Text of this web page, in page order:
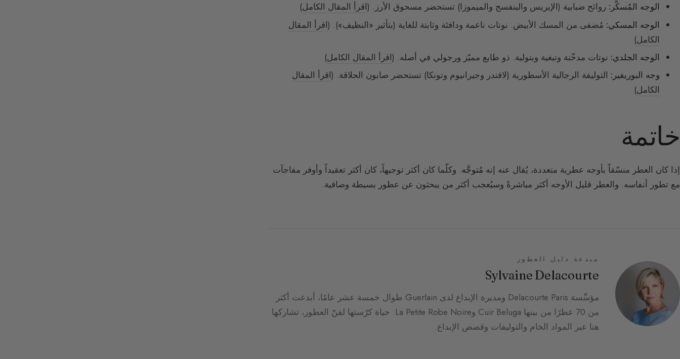
الوجه المُسكَّر: روائح ضبابية (الإيريس والبنفسج والميموزا) تستحضر مسحوق الأرز. (اقرأ المقال الكامل)
الوجه المسكي: مُضفى من المسك الأبيض. نوتات ناعمة ودافئة وثابتة للغاية (بتأثير «النظيف»). (اقرأ المقال
الكامل)
الوجه الجلدي: نوتات مدخّنة وتبغية وبتولية. ذو طابع مميّز ورجولي في أصله. (اقرأ المقال الكامل)
وجه البوريفير: التوليفة الرجالية الأسطورية (لافندر وجيرانيوم وتونكا) تستحضر صابون الحلاقة. (اقرأ المقال
الكامل)
خاتمة
إذا كان العطر منسّقاً بأوجه عطرية متعددة، يُقال عنه إنه مُتوجَّه. وكلّما كان أكثر توجيهاً، كان أكثر تعقيداً وأوفر مفاجآت
مع تطور أنفاسه. والعطر قليل الأوجه أكثر مباشرةً وسيُعجب أكثر من يبحثون عن عطور بسيطة وصافية.
مبدعة دليل العطور
Sylvaine Delacourte
مؤسِّسة Delacourte Paris ومديرة الإبداع لدى Guerlain طوال خمسة عشر عامًا، أبدعت أكثر
من 70 عطرًا من بينها Cuir Beluga وLa Petite Robe Noire. حياة كرّستها لفنّ العطور، تشاركها
هنا عبر المواد الخام والتوليفات وقصص الإبداع.